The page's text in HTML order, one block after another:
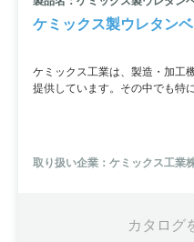
ケミックス製ウレタン
ケミックス工業は、製造・加工
提供しています。その中でも特
タンベアリングの性能試験結果
テストの結果、異常はなく安定
取り扱い企業：ケミックス工業
カタログ